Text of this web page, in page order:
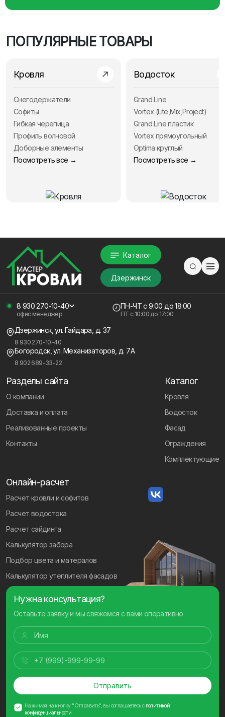
ПОПУЛЯРНЫЕ ТОВАРЫ
Кровля
Снегодержатели
Софиты
Гибкая черепица
Профиль волновой
Доборные элементы
Посмотреть все →
Водосток
Grand Line
Vortex (Lite,Mix,Project)
Grand Line пластик
Vortex прямоугольный
Optima круглый
Посмотреть все →
Каталог
Дзержинск
8 930 270-10-40
офис менеджер
ПН-ЧТс 9:00 до 18:00
ПТ с 10:00 до 17:00
Дзержинск, ул. Гайдара, д. 37
8 930 270-10-40
Богородск, ул. Механизаторов, д. 7А
8 902 689-33-22
Разделы сайта
О компании
Доставка и оплата
Реализованные проекты
Контакты
Каталог
Кровля
Водосток
Фасад
Ограждения
Комплектующие
Онлайн-расчет
Расчет кровли и софитов
Расчет водостока
Расчет сайдинга
Калькулятор забора
Подбор цвета и матералов
Калькулятор утеплителя фасадов
Нужна консультация?
Оставьте заявку и мы свяжемся с вами оперативно
Отправить
Нажимая на кнопку "Отправить", вы соглашаетесь с политикой
конфиденциальности